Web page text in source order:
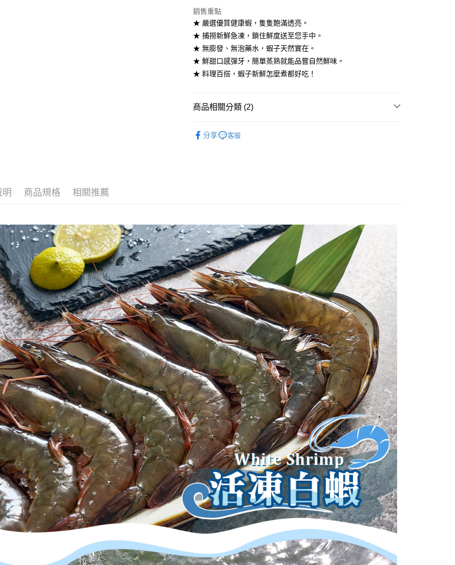
運送方式
冷凍7-11取貨(快速到店)
每筆NT$290，滿NT$3,500(含以上)免運費
冷凍宅配
外島冷凍宅配
銷售重點
★ 嚴選優質健康蝦，隻隻飽滿透亮。
★ 捕撈新鮮急凍，鎖住鮮度送至您手中。
★ 無膨發、無泡藥水，蝦子天然實在。
★ 鮮甜口感彈牙，簡單蒸熟就能品嘗自然鮮味。
★ 料理百搭，蝦子新鮮怎麼煮都好吃！
商品相關分類 (2)
分享 客服
明 商品規格 相關推薦